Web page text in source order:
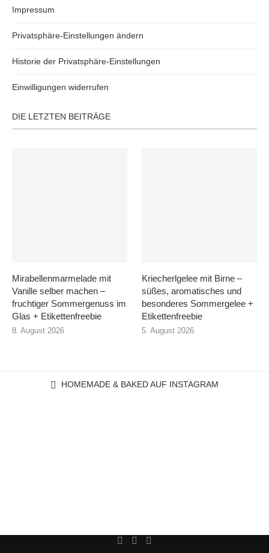
Impressum
Privatsphäre-Einstellungen ändern
Historie der Privatsphäre-Einstellungen
Einwilligungen widerrufen
DIE LETZTEN BEITRÄGE
Mirabellenmarmelade mit
Vanille selber machen –
fruchtiger Sommergenuss im
Glas + Etikettenfreebie
8. August 2026
Kriecherlgelee mit Birne –
süßes, aromatisches und
besonderes Sommergelee +
Etikettenfreebie
5. August 2026
HOMEMADE & BAKED AUF INSTAGRAM